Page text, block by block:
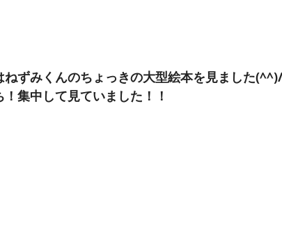
ねずみくんのちょっきの大型絵本を見ました(^^)/
集中して見ていました！！